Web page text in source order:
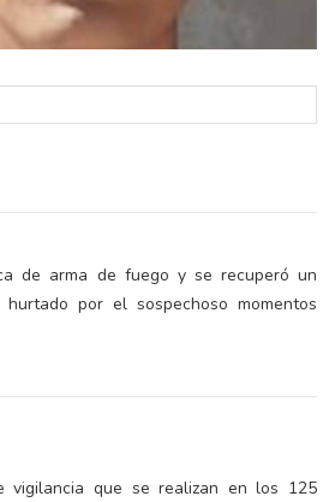
de arma de fuego y se recuperó un
hurtado por el sospechoso momentos
vigilancia que se realizan en los 125